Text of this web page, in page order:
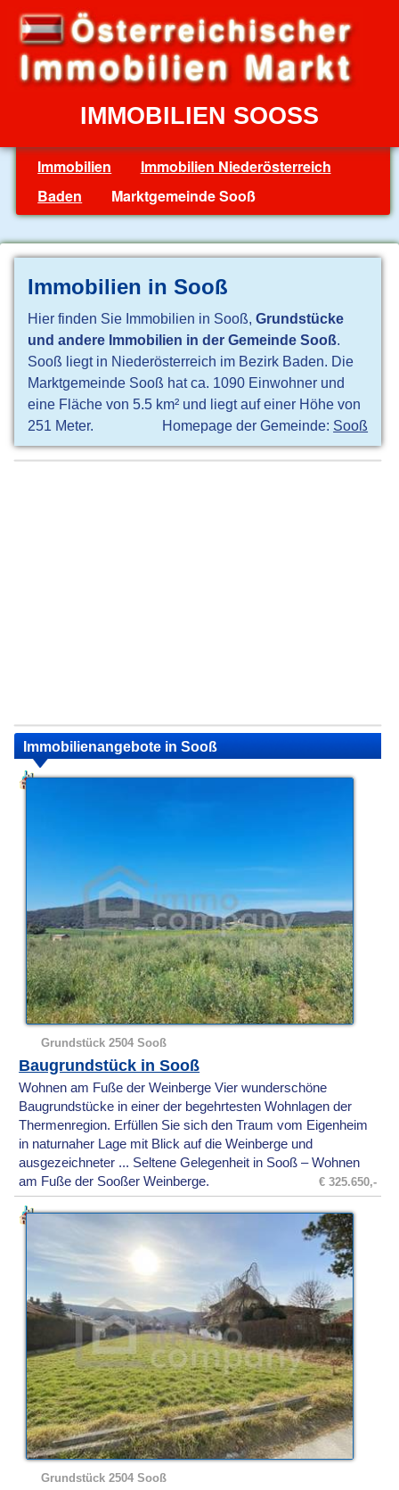
IMMOBILIEN SOOSS
Immobilien
Immobilien Niederösterreich
Baden
Marktgemeinde Sooß
Immobilien in Sooß
Hier finden Sie Immobilien in Sooß,Grundstücke
und andere Immobilien in der Gemeinde Sooß.
Sooß liegt in Niederösterreich im Bezirk Baden. Die
Marktgemeinde Sooß hat ca. 1090 Einwohner und
eine Fläche von 5.5 km² und liegt auf einer Höhe von
251 Meter.
Homepage der Gemeinde: Sooß
Immobilienangebote in Sooß
Grundstück 2504 Sooß
Baugrundstück in Sooß
Wohnen am Fuße der Weinberge Vier wunderschöne
Baugrundstücke in einer der begehrtesten Wohnlagen der
Thermenregion. Erfüllen Sie sich den Traum vom Eigenheim
in naturnaher Lage mit Blick auf die Weinberge und
ausgezeichneter ... Seltene Gelegenheit in Sooß – Wohnen
am Fuße der Sooßer Weinberge.
€ 325.650,-
Grundstück 2504 Sooß